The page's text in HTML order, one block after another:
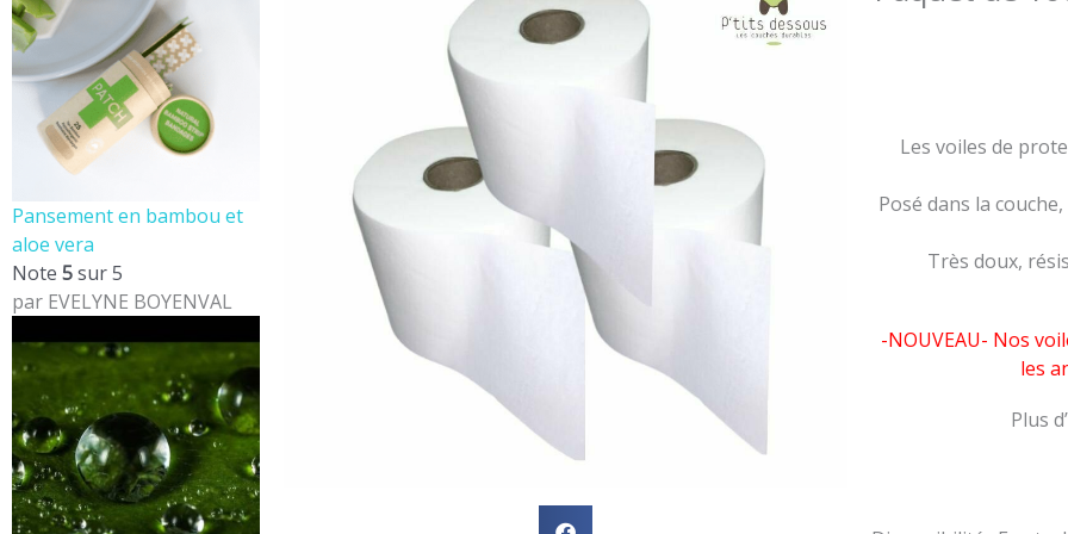
Pansement en bambou et
aloe vera
Note 5sur 5
par EVELYNE BOYENVAL
Les voiles de
Posé dans la couche,
Très doux,
-NOUVEAU- Nos
les
Plus